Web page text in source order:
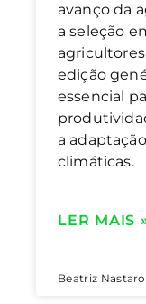
avanço da
a seleção
edição
essencial
a
climáticas.
LER MAIS
Beatriz